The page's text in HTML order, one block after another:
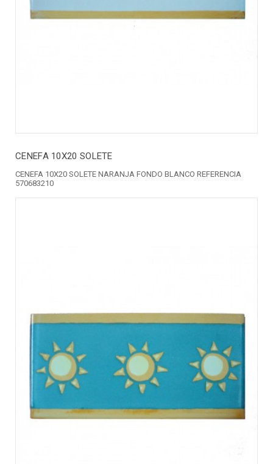
CENEFA 10X20 SOLETE
CENEFA 10X20 SOLETE NARANJA FONDO BLANCO REFERENCIA
570683210